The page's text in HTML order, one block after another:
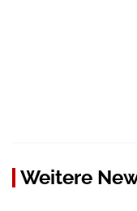
Weitere